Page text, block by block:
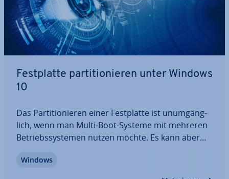
Fest­plat­te par­ti­tio­nie­ren unter Windows
10
Das Par­ti­tio­nie­ren einer Fest­plat­te ist un­um­gäng­
lich, wenn man Multi-Boot-Systeme mit mehreren
Be­triebs­sys­te­men nutzen möchte. Es kann aber
cher machen und eine Da­ten­ret­tung bei Notfällen
Windows